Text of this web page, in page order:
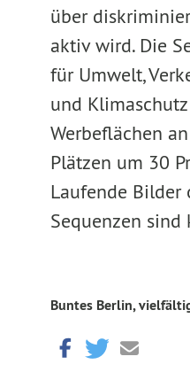
über
aktiv wird. Die
für Umwelt,
und
Werbeflächen
Plätzen um 30
Laufende Bilder
Sequenzen sind
Buntes Berlin,